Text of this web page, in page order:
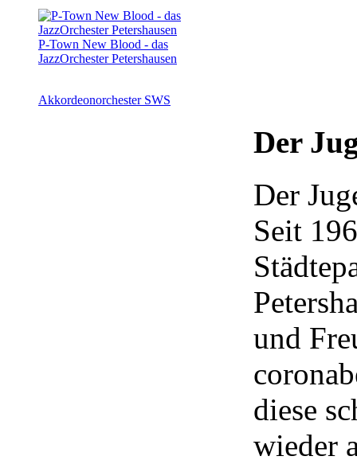
P-Town New Blood - das
JazzOrchester Petershausen
Akkordeonorchester SWS
Der
Der
Seit
und
diese
wieder